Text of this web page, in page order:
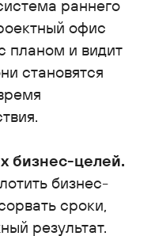
раннего
офис
планом и видит
становятся
бизнес-целей.
бизнес-
сроки,
результат.